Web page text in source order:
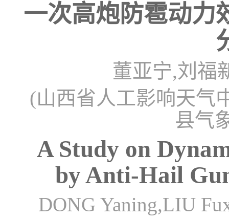
一次高炮防雹动力
董亚宁,刘福
(山西省人工影响天气
县气
A Study on
by Anti-Hail
DONG Yaning,LIU